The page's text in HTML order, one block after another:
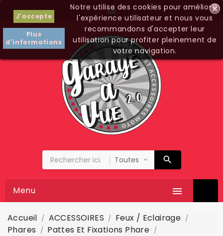

J'accepte
Plus
d'informations
Notre utilise des cookies pour améliorer
l'expérience utilisateur et nous vous
recommandons d'accepter leur
utilisation pour profiter pleinement de
votre navigation.

Menu
Accueil ACCESSOIRES
Feux / Eclairage
Phares
Pattes Et Fixations Phare